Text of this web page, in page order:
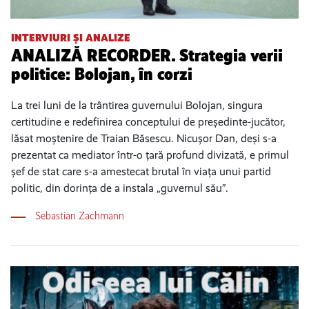
INTERVIURI ȘI ANALIZE
ANALIZĂ RECORDER. Strategia verii
politice: Bolojan, în corzi
La trei luni de la trântirea guvernului Bolojan, singura
certitudine e redefinirea conceptului de președinte-jucător,
lăsat moștenire de Traian Băsescu. Nicușor Dan, deși s-a
prezentat ca mediator într-o țară profund divizată, e primul
șef de stat care s-a amestecat brutal în viața unui partid
politic, din dorința de a instala „guvernul său”.
Sebastian Zachmann